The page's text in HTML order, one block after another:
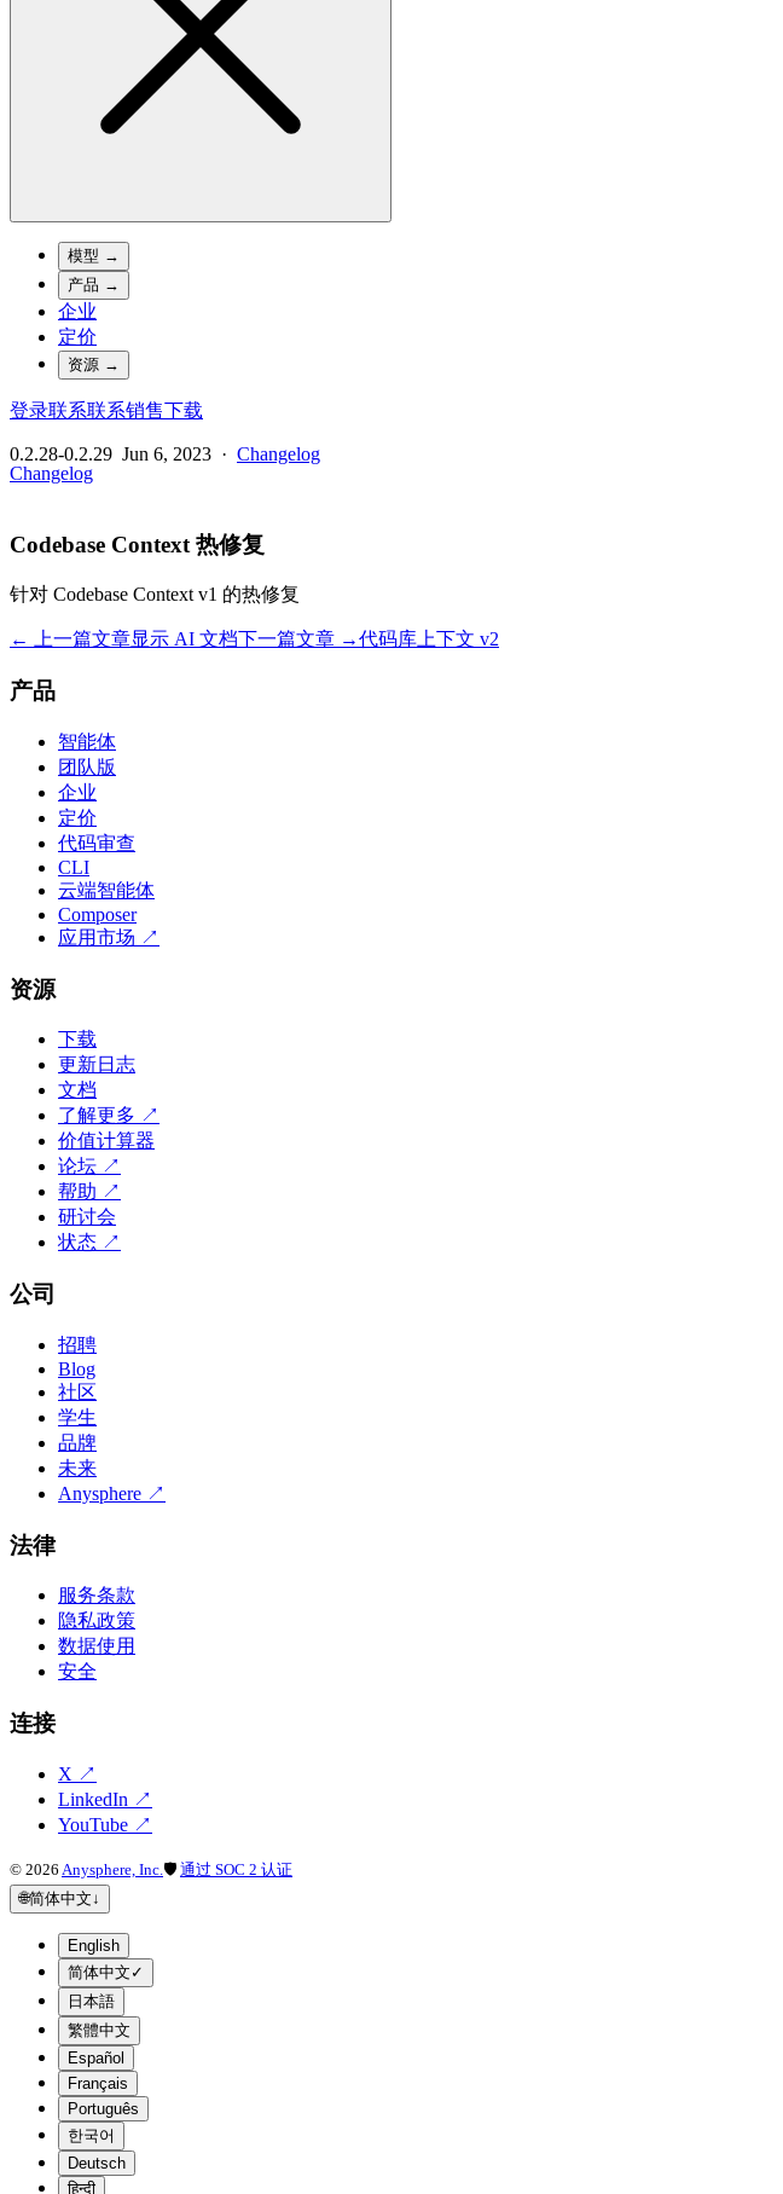
模型 →
产品 →
企业
定价
资源 →
登录联系联系销售下载
0.2.28-0.2.29 Jun 6, 2023 · Changelog
Changelog
Codebase Context 热修复
针对 Codebase Context v1 的热修复
← 上一篇文章显示 AI 文档 下一篇文章 →代码库上下文 v2
产品
智能体
团队版
企业
定价
代码审查
CLI
云端智能体
Composer
应用市场 ↗
资源
下载
更新日志
文档
了解更多 ↗
价值计算器
论坛 ↗
帮助 ↗
研讨会
状态 ↗
公司
招聘
Blog
社区
学生
品牌
未来
Anysphere ↗
法律
服务条款
隐私政策
数据使用
安全
连接
X ↗
LinkedIn ↗
YouTube ↗
© 2026 Anysphere, Inc. 🛡 通过 SOC 2 认证
🌐简体中文↓
English
简体中文 ✓
日本語
繁體中文
Español
Français
Português
한국어
Deutsch
हिन्दी